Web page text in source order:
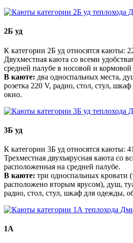
2Б уд
К категории 2Б уд относятся каюты:
Двухместная каюта со всеми
средней палубе в носовой и кормовой
В каюте: два односпальных места,
розетка 220 V, радио, стол, стул,
окно.
3Б уд
К категории 3Б уд относятся каюты:
Трехместная двухъярусная каюта со
расположенная на средней палубе.
В каюте: три односпальных кровати
расположено вторым ярусом), душ,
радио, стол, стул, шкаф для одежды,
1А